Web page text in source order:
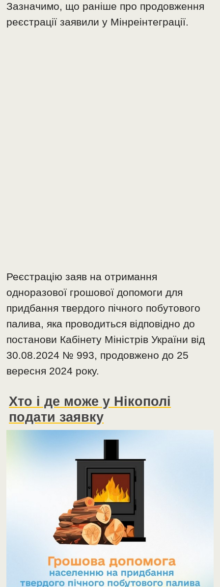
Зазначимо, що раніше про продовження
реєстрації заявили у Мінреінтеграції.
Реєстрацію заяв на отримання
одноразової грошової допомоги для
придбання твердого пічного побутового
палива, яка проводиться відповідно до
постанови Кабінету Міністрів України від
30.08.2024 № 993, продовжено до 25
вересня 2024 року.
Хто і де може у Нікополі
подати заявку